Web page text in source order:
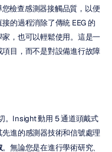
檢查感測器接觸品質，以便
的過程消除了傳統 EEG 的
，也可以輕鬆使用。這是一
目，而不是對設備進行故障
。Insight 動用 5 通道頭戴式
進的感測器技術和信號處理
。無論您是在進行學術研究、